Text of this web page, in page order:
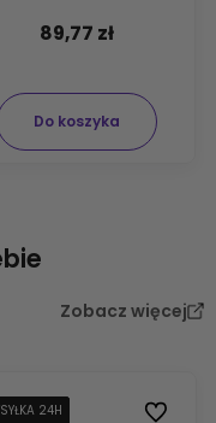
89,77 zł
Do koszyka
Zobacz więcej
24H
24H
24H
24H
24H Do